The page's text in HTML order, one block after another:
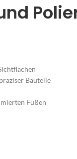
Bauteile
Füßen